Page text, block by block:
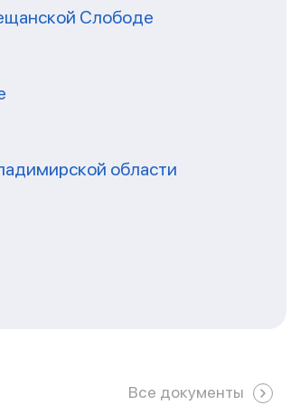
Слободе
области
Все документы